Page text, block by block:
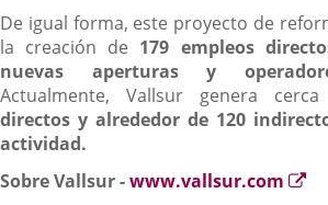
De igual forma, este proyecto de
la creación de 179 empleos
nuevas aperturas y
Actualmente, Vallsur genera
directos y alrededor de 120
actividad.
Sobre Vallsur-www.vallsur.com